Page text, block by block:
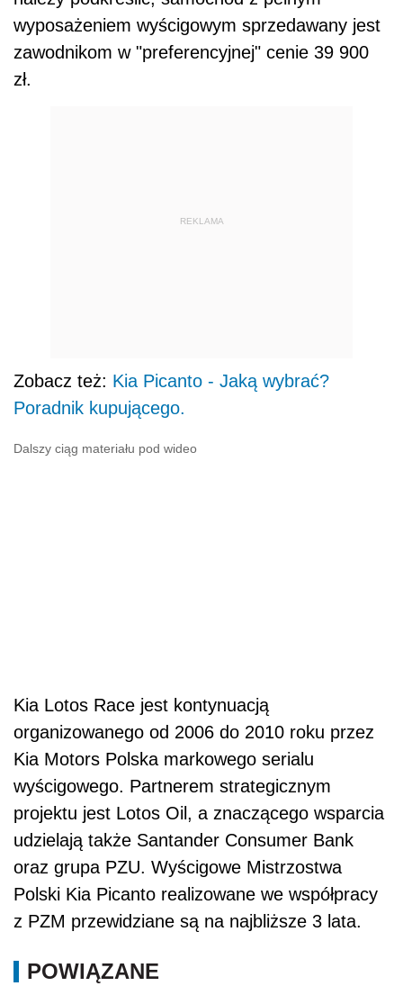
wyposażeniem wyścigowym sprzedawany jest
zawodnikom w "preferencyjnej" cenie 39 900
zł.
REKLAMA
Zobacz też: Kia Picanto - Jaką wybrać?
Poradnik kupującego.
Dalszy ciąg materiału pod wideo
Kia Lotos Race jest kontynuacją
organizowanego od 2006 do 2010 roku przez
Kia Motors Polska markowego serialu
wyścigowego. Partnerem strategicznym
projektu jest Lotos Oil, a znaczącego wsparcia
udzielają także Santander Consumer Bank
oraz grupa PZU. Wyścigowe Mistrzostwa
Polski Kia Picanto realizowane we współpracy
z PZM przewidziane są na najbliższe 3 lata.
POWIĄZANE